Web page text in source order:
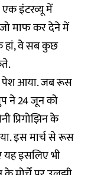
एक इंटरव्यू में
माफ कर देने में
हां, वे सब कुछ
पेश आया. जब रूस
ने 24 जून को
प्रिगोझिन के
इस मार्च से रूस
यह इसलिए भी